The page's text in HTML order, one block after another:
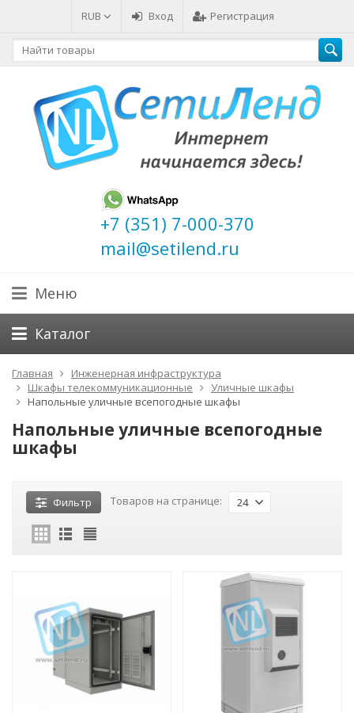
RUB Вход Регистрация
+7 (351) 7-000-370
mail@setilend.ru
Меню
Каталог
Главная
Инженерная инфраструктура
Шкафы телекоммуникационные
Уличные шкафы
Напольные уличные всепогодные шкафы
Напольные уличные всепогодные
шкафы
Фильтр Товаров на странице: 24